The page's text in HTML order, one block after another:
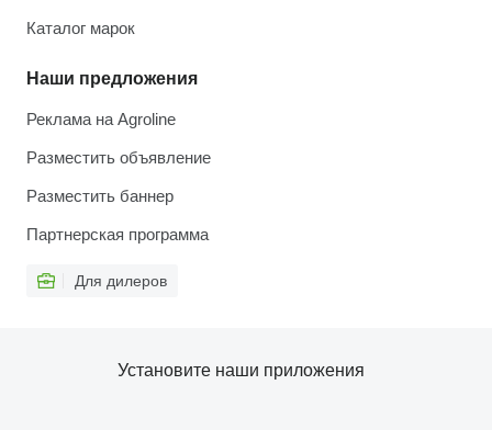
Каталог марок
Наши предложения
Реклама на Agroline
Разместить объявление
Разместить баннер
Партнерская программа
Для дилеров
Установите наши приложения